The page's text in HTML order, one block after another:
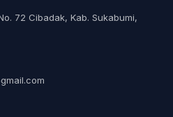
72 Cibadak, Kab. Sukabumi,